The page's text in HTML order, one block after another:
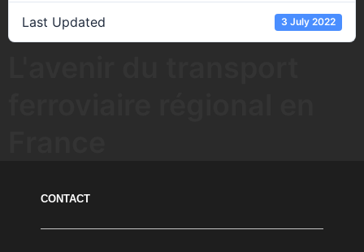
Last Updated 3 July 2022
CONTACT